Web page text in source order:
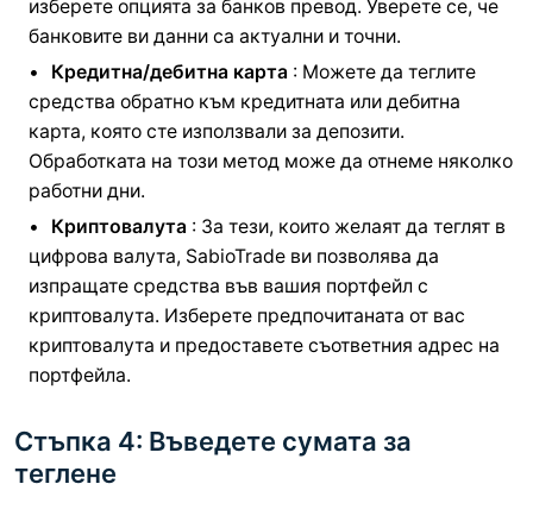
изберете опцията за банков превод. Уверете се, че
банковите ви данни са актуални и точни.
Кредитна/дебитна карта : Можете да теглите
средства обратно към кредитната или дебитна
карта, която сте използвали за депозити.
Обработката на този метод може да отнеме няколко
работни дни.
Криптовалута : За тези, които желаят да теглят в
цифрова валута, SabioTrade ви позволява да
изпращате средства във вашия портфейл с
криптовалута. Изберете предпочитаната от вас
криптовалута и предоставете съответния адрес на
портфейла.
Стъпка 4: Въведете сумата за
теглене